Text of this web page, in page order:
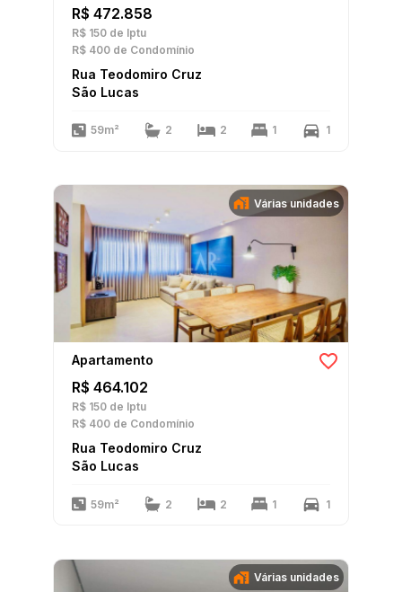
R$ 472.858
R$ 150 de Iptu
R$ 400 de Condomínio
Rua Teodomiro Cruz
São Lucas
59m² 2 2 1 1
Várias unidades
Apartamento
R$ 464.102
R$ 150 de Iptu
R$ 400 de Condomínio
Rua Teodomiro Cruz
São Lucas
59m² 2 2 1 1
Várias unidades